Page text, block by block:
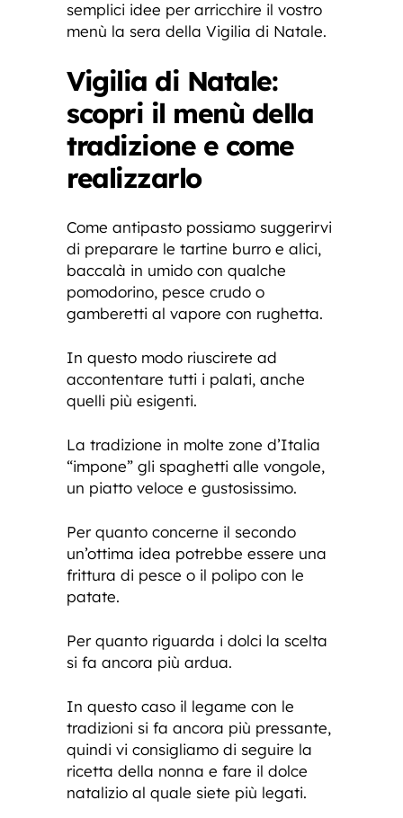
semplici idee per arricchire il vostro
menù la sera della Vigilia di Natale.
Vigilia di Natale:
scopri il menù della
tradizione e come
realizzarlo
Come antipasto possiamo suggerirvi
di preparare le tartine burro e alici,
baccalà in umido con qualche
pomodorino, pesce crudo o
gamberetti al vapore con rughetta.
In questo modo riuscirete ad
accontentare tutti i palati, anche
quelli più esigenti.
La tradizione in molte zone d’Italia
“impone” gli spaghetti alle vongole,
un piatto veloce e gustosissimo.
Per quanto concerne il secondo
un’ottima idea potrebbe essere una
frittura di pesce o il polipo con le
patate.
Per quanto riguarda i dolci la scelta
si fa ancora più ardua.
In questo caso il legame con le
tradizioni si fa ancora più pressante,
quindi vi consigliamo di seguire la
ricetta della nonna e fare il dolce
natalizio al quale siete più legati.